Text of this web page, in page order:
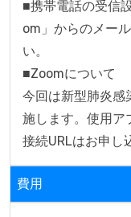
■携帯電話の受信
om」からのメー
い。
■Zoomについて
今回は新型肺炎感
施します。使用ア
接続URLはお申し
費用